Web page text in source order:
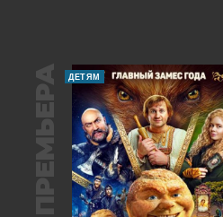
ПРЕМЬЕРА ДЕТЯМ